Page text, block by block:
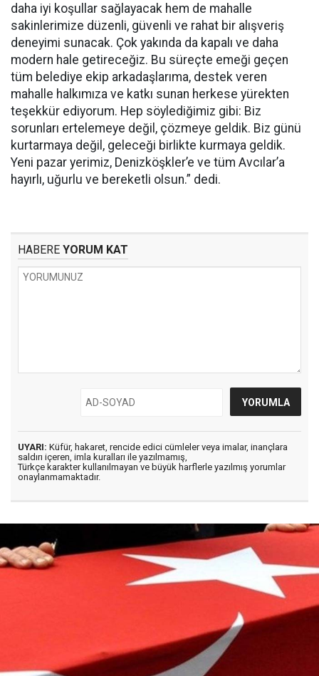
daha iyi koşullar sağlayacak hem de mahalle
sakinlerimize düzenli, güvenli ve rahat bir alışveriş
deneyimi sunacak. Çok yakında da kapalı ve daha
modern hale getireceğiz. Bu süreçte emeği geçen
tüm belediye ekip arkadaşlarıma, destek veren
mahalle halkımıza ve katkı sunan herkese yürekten
teşekkür ediyorum. Hep söylediğimiz gibi: Biz
sorunları ertelemeye değil, çözmeye geldik. Biz günü
kurtarmaya değil, geleceği birlikte kurmaya geldik.
Yeni pazar yerimiz, Denizköşkler’e ve tüm Avcılar’a
hayırlı, uğurlu ve bereketli olsun.” dedi.
HABERE YORUM KAT
UYARI: Küfür, hakaret, rencide edici cümleler veya imalar, inançlara
saldırı içeren, imla kuralları ile yazılmamış,
Türkçe karakter kullanılmayan ve büyük harflerle yazılmış yorumlar
onaylanmamaktadır.